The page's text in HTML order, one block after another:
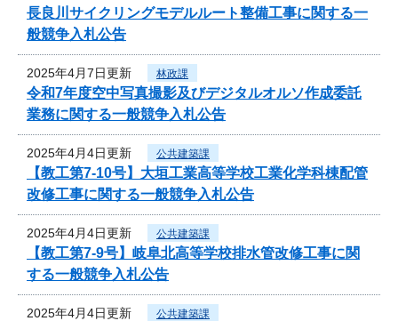
長良川サイクリングモデルルート整備工事に関する一
般競争入札公告
2025年4月7日更新 林政課
令和7年度空中写真撮影及びデジタルオルソ作成委託
業務に関する一般競争入札公告
2025年4月4日更新 公共建築課
【教工第7-10号】大垣工業高等学校工業化学科棟配管
改修工事に関する一般競争入札公告
2025年4月4日更新 公共建築課
【教工第7-9号】岐阜北高等学校排水管改修工事に関
する一般競争入札公告
2025年4月4日更新 公共建築課